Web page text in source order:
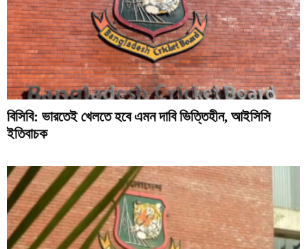
বিসিবি: ভারতেই খেলতে হবে এমন দাবি ভিত্তিহীন, আইসিসি
ইতিবাচক